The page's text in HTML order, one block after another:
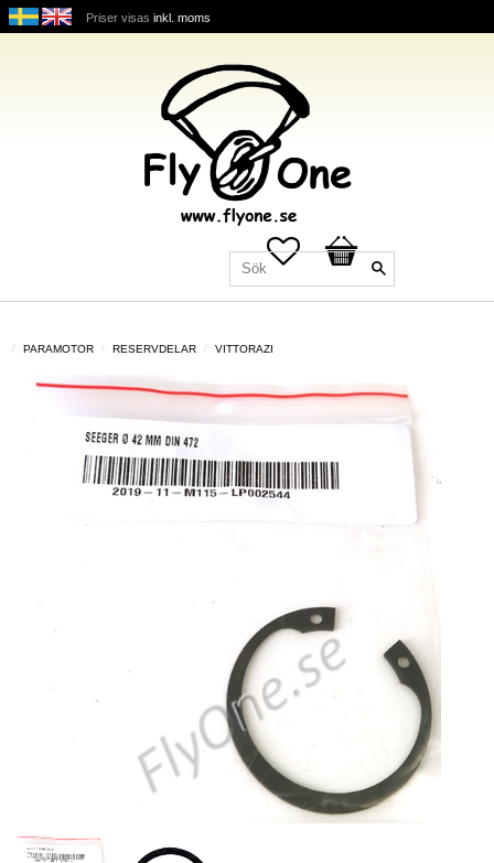
Priser visas inkl. moms
Favoriter
Kundvagn
PARAMOTOR RESERVDELAR VITTORAZI